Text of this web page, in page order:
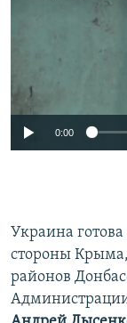
No
0:00
Украина
стороны
районов